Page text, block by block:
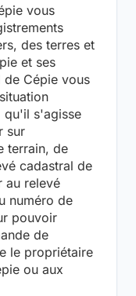
vous
des terres et
et ses
de Cépie vous
qu'il s'agisse
sur
terrain, de
cadastral de
au relevé
numéro de
pouvoir
de
le propriétaire
ou aux